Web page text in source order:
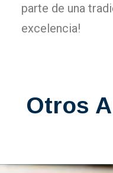
parte de una
excelencia!
Otros